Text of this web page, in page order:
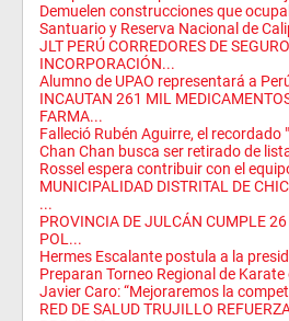
Demuelen construcciones que
Santuario y Reserva Nacional de
JLT PERÚ CORREDORES DE
INCORPORACIÓN...
Alumno de UPAO representará a
INCAUTAN 261 MIL
FARMA...
Falleció Rubén Aguirre, el recordado
Chan Chan busca ser retirado de
Rossel espera contribuir con el
MUNICIPALIDAD DISTRITAL DE
...
PROVINCIA DE JULCÁN CUMPLE
POL...
Hermes Escalante postula a la
Preparan Torneo Regional de Karate
Javier Caro: “Mejoraremos la
RED DE SALUD TRUJILLO